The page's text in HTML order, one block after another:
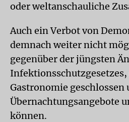
oder weltanschauliche
Auch ein Verbot von
demnach weiter nicht
gegenüber der jüngsten
Infektionsschutzgesetzes,
Gastronomie geschlossen
Übernachtungsangebote
können.